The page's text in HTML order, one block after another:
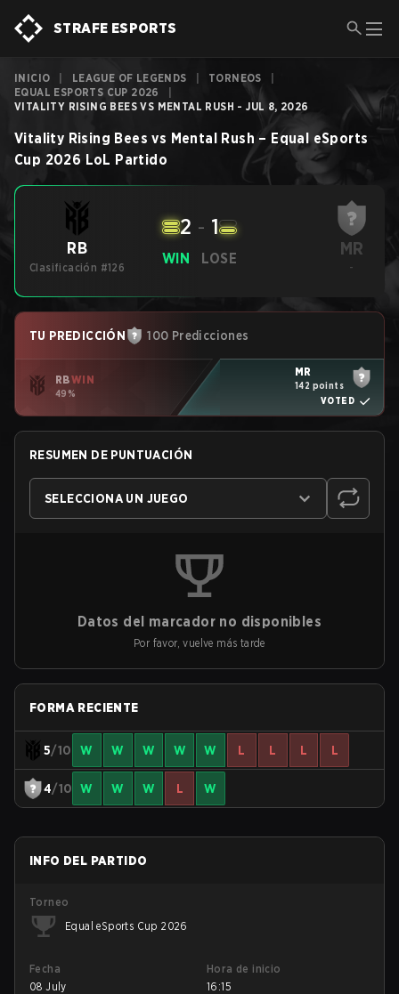
STRAFE ESPORTS
INICIO LEAGUE OF LEGENDS TORNEOS
EQUAL ESPORTS CUP 2026
VITALITY RISING BEES VS MENTAL RUSH - JUL 8, 2026
Vitality Rising Bees vs Mental Rush – Equal eSports
Cup 2026 LoL Partido
RB
Clasificación #126
WIN
2 - 1
LOSE MR
-
TU PREDICCIÓN 100 Predicciones
RBWIN
49%
MR
142 points
VOTED
RESUMEN DE PUNTUACIÓN
SELECCIONA UN JUEGO
Datos del marcador no disponibles
Por favor, vuelve más tarde
FORMA RECIENTE
5/10 W W W W W L L L L
4/10 W W W L W
INFO DEL PARTIDO
Torneo
Equal eSports Cup 2026
Fecha
08 July
Hora de inicio
16:15